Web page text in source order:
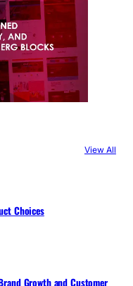
View All
Choices
Growth and Customer